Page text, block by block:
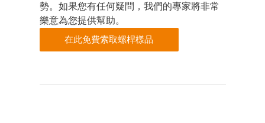
勢。如果您有任何疑問，我們的專家將非常
樂意為您提供幫助。
在此免費索取螺桿樣品